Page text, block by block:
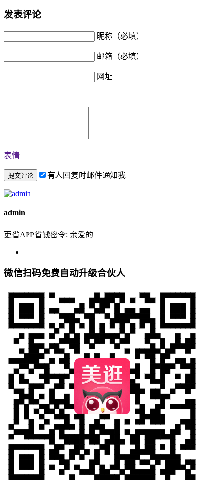
发表评论
昵称（必填）
邮箱（必填）
网址
表情
有人回复时邮件通知我
admin
更省APP省钱密令: 亲爱的
微信扫码免费自动升级合伙人